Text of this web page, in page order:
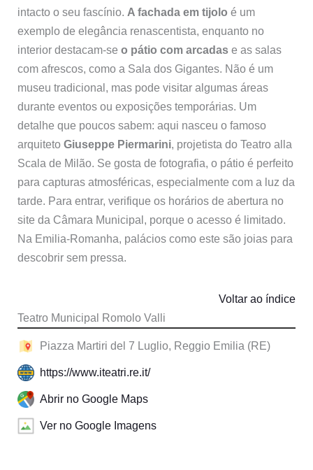
intacto o seu fascínio. A fachada em tijolo é um
exemplo de elegância renascentista, enquanto no
interior destacam-se o pátio com arcadase as salas
com afrescos, como a Sala dos Gigantes. Não é um
museu tradicional, mas pode visitar algumas áreas
durante eventos ou exposições temporárias. Um
detalhe que poucos sabem: aqui nasceu o famoso
arquiteto Giuseppe Piermarini, projetista do Teatro alla
Scala de Milão. Se gosta de fotografia, o pátio é perfeito
para capturas atmosféricas, especialmente com a luz da
tarde. Para entrar, verifique os horários de abertura no
site da Câmara Municipal, porque o acesso é limitado.
Na Emilia-Romanha, palácios como este são joias para
descobrir sem pressa.
Teatro Municipal Romolo Valli
Voltar ao índice
Piazza Martiri del 7 Luglio, Reggio Emilia (RE)
https://www.iteatri.re.it/
Abrir no Google Maps
Ver no Google Imagens